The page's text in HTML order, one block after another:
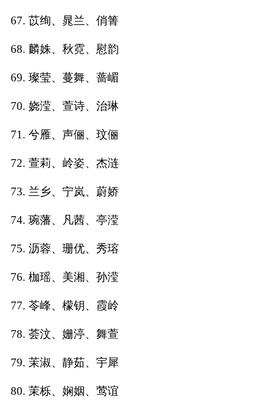
67. 苡绚、晁兰、俏箐
68. 麟姝、秋霓、慰韵
69. 璨莹、蔓舞、蔷嵋
70. 娆滢、萱诗、治琳
71. 兮雁、声俪、玟俪
72. 萱莉、岭姿、杰涟
73. 兰乡、宁岚、蔚娇
74. 琬藩、凡茜、亭滢
75. 沥蓉、珊优、秀瑢
76. 枷瑶、美湘、孙滢
77. 苓峰、檬钥、霞岭
78. 荟汶、姗渟、舞萱
79. 茉淑、静茹、宇犀
80. 茉栎、娴姻、莺谊